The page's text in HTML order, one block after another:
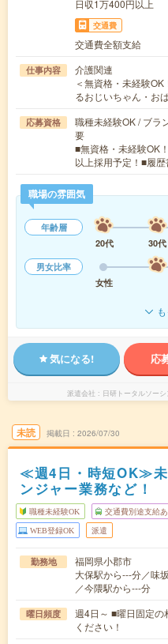
日収1万400円以上
交通費
交通費全額支給
仕事内容
介護関連
＜無資格・未経験
るおじいちゃん・お
応募資格
職種未経験OK / ブラ
要
■無資格・未経験OK
以上採用予定！■履
職場の雰囲気
年齢層
20代
30代
男女比率
女性
気になる! 応
派遣会社 日研トータルソー
未読 掲載日 2026/07/30
≪週4日・時短OK≫未
ンジャー業務など！
職種未経験OK 交通費別途支給あ
WEB登録OK 派遣
勤務地
福岡県小郡市
大保駅から---分／味
／今隈駅から---分
曜日頻度
週4日～ ■曜日固定の
ください！